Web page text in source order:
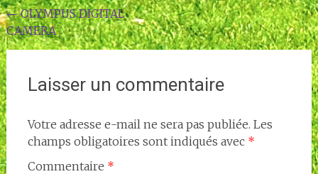
Navigation
de
l'article
←OLYMPUS DIGITAL
CAMERA
Laisser un commentaire
Votre adresse e-mail ne sera pas publiée. Les
champs obligatoires sont indiqués avec *
Commentaire *